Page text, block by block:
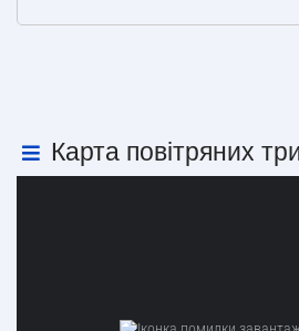
Карта повітряних